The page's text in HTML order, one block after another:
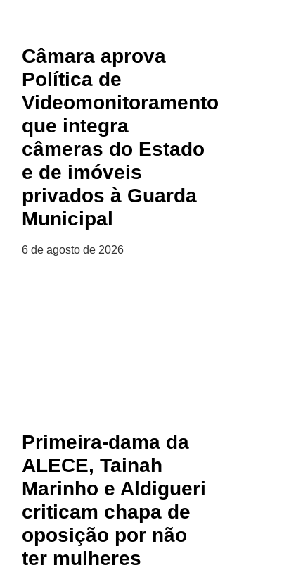
Câmara aprova
Política de
Videomonitoramento
que integra
câmeras do Estado
e de imóveis
privados à Guarda
Municipal
6 de agosto de 2026
Primeira-dama da
ALECE, Tainah
Marinho e Aldigueri
criticam chapa de
oposição por não
ter mulheres